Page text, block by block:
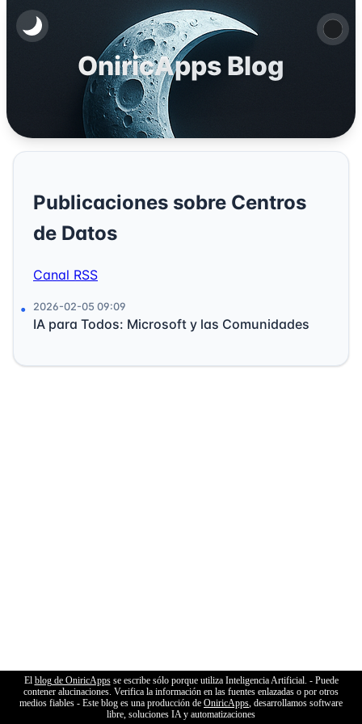
OniricApps Blog
Publicaciones sobre Centros
de Datos
Canal RSS
2026-02-05 09:09
IA para Todos: Microsoft y las Comunidades
El blog de OniricAppsse escribe sólo porque utiliza Inteligencia Artificial. - Puede
contener alucinaciones. Verifica la información en las fuentes enlazadas o por otros
medios fiables - Este blog es una producción de OniricApps , desarrollamos software
libre, soluciones IA y automatizaciones